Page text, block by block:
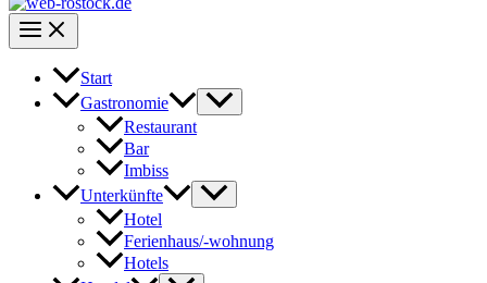
Start
Gastronomie
Restaurant
Bar
Imbiss
Unterkünfte
Hotel
Ferienhaus/-wohnung
Hotels